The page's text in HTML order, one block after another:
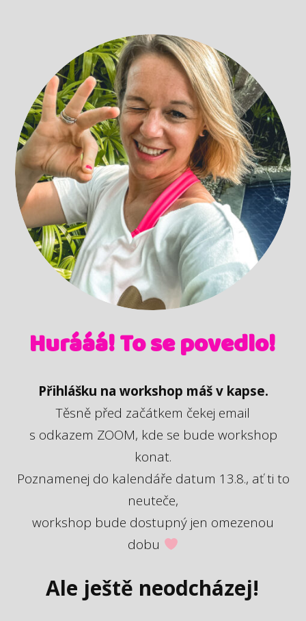
Hurááá! To se povedlo!
Přihlášku na workshop máš v kapse.
Těsně před začátkem čekej email
s odkazem ZOOM, kde se bude workshop
konat.
Poznamenej do kalendáře datum 13.8., ať ti to
neuteče,
workshop bude dostupný jen omezenou
dobu
Ale ještě neodcházej!